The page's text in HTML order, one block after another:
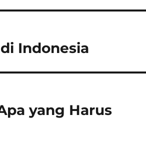
Indonesia
yang Harus